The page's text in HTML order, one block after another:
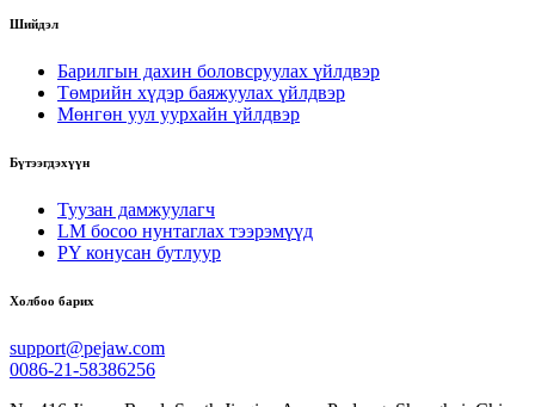
Шийдэл
Барилгын дахин боловсруулах үйлдвэр
Төмрийн хүдэр баяжуулах үйлдвэр
Мөнгөн уул уурхайн үйлдвэр
Бүтээгдэхүүн
Туузан дамжуулагч
LM босоо нунтаглах тээрэмүүд
PY конусан бутлуур
Холбоо барих
support@pejaw.com
0086-21-58386256